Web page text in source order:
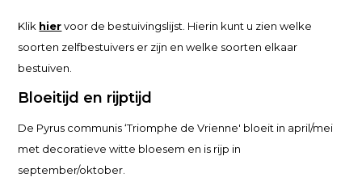
Klik hiervoor de bestuivingslijst. Hierin kunt u zien welke
soorten zelfbestuivers er zijn en welke soorten elkaar
bestuiven.
Bloeitijd en rijptijd
De Pyrus communis ‘Triomphe de Vrienne' bloeit in april/mei
met decoratieve witte bloesem en is rijp in
september/oktober.